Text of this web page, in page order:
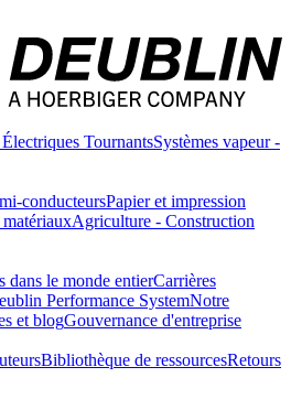
TournantsSystèmes vapeur -
conducteursPapier et impression
Agriculture - Construction
dans le monde entierCarrières
Performance SystemNotre
et blogGouvernance d'entreprise
Bibliothèque de ressourcesRetours